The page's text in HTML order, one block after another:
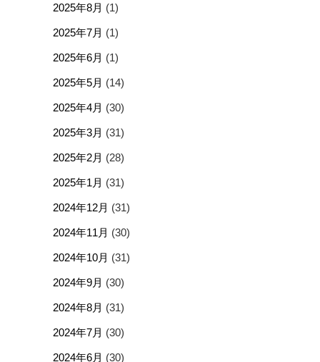
2025年8月 (1)
2025年7月 (1)
2025年6月 (1)
2025年5月 (14)
2025年4月 (30)
2025年3月 (31)
2025年2月 (28)
2025年1月 (31)
2024年12月 (31)
2024年11月 (30)
2024年10月 (31)
2024年9月 (30)
2024年8月 (31)
2024年7月 (30)
2024年6月 (30)